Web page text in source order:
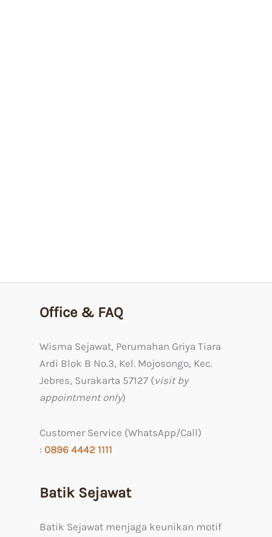
Office & FAQ
Wisma Sejawat, Perumahan Griya Tiara
Ardi Blok B No.3, Kel. Mojosongo, Kec.
Jebres, Surakarta 57127 (visit by
appointment only)
Customer Service (WhatsApp/Call)
: 0896 4442 1111
Batik Sejawat
Batik Sejawat menjaga keunikan motif